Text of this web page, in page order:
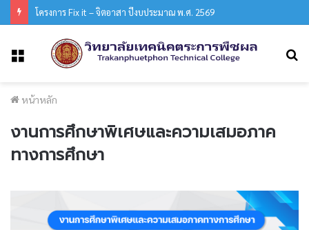
โครงการ Fix it – จิตอาสา ปีงบประมาณ พ.ศ. 2569
หน้าหลัก
งานการศึกษาพิเศษและความเสมอภาค
ทางการศึกษา